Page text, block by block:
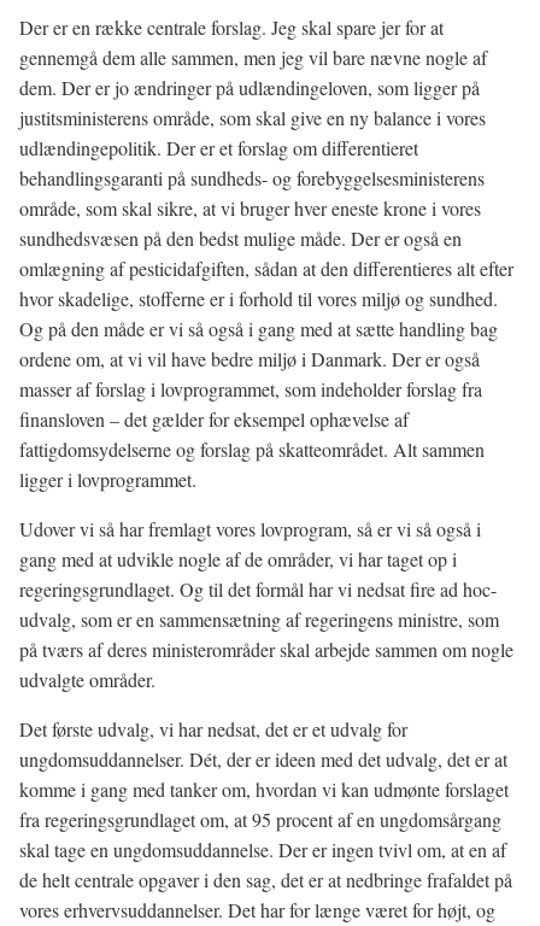
Der er en række centrale forslag. Jeg skal spare jer for at
gennemgå dem alle sammen, men jeg vil bare nævne nogle af
dem. Der er jo ændringer på udlændingeloven, som ligger på
justitsministerens område, som skal give en ny balance i vores
udlændingepolitik. Der er et forslag om differentieret
behandlingsgaranti på sundheds- og forebyggelsesministerens
område, som skal sikre, at vi bruger hver eneste krone i vores
sundhedsvæsen på den bedst mulige måde. Der er også en
omlægning af pesticidafgiften, sådan at den differentieres alt efter
hvor skadelige, stofferne er i forhold til vores miljø og sundhed.
Og på den måde er vi så også i gang med at sætte handling bag
ordene om, at vi vil have bedre miljø i Danmark. Der er også
masser af forslag i lovprogrammet, som indeholder forslag fra
finansloven – det gælder for eksempel ophævelse af
fattigdomsydelserne og forslag på skatteområdet. Alt sammen
ligger i lovprogrammet.
Udover vi så har fremlagt vores lovprogram, så er vi så også i
gang med at udvikle nogle af de områder, vi har taget op i
regeringsgrundlaget. Og til det formål har vi nedsat fire ad hoc-
udvalg, som er en sammensætning af regeringens ministre, som
på tværs af deres ministerområder skal arbejde sammen om nogle
udvalgte områder.
Det første udvalg, vi har nedsat, det er et udvalg for
ungdomsuddannelser. Dét, der er ideen med det udvalg, det er at
komme i gang med tanker om, hvordan vi kan udmønte forslaget
fra regeringsgrundlaget om, at 95 procent af en ungdomsårgang
skal tage en ungdomsuddannelse. Der er ingen tvivl om, at en af
de helt centrale opgaver i den sag, det er at nedbringe frafaldet på
vores erhvervsuddannelser. Det har for længe været for højt, og